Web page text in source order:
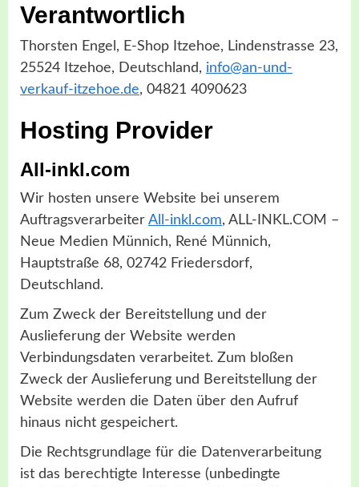
Verantwortlich
Thorsten Engel, E-Shop Itzehoe, Lindenstrasse 23,
25524 Itzehoe, Deutschland, info@an-und-
verkauf-itzehoe.de, 04821 4090623
Hosting Provider
All-inkl.com
Wir hosten unsere Website bei unserem
Auftragsverarbeiter All-inkl.com, ALL-INKL.COM –
Neue Medien Münnich, René Münnich,
Hauptstraße 68, 02742 Friedersdorf,
Deutschland.
Zum Zweck der Bereitstellung und der
Auslieferung der Website werden
Verbindungsdaten verarbeitet. Zum bloßen
Zweck der Auslieferung und Bereitstellung der
Website werden die Daten über den Aufruf
hinaus nicht gespeichert.
Die Rechtsgrundlage für die Datenverarbeitung
ist das berechtigte Interesse (unbedingte